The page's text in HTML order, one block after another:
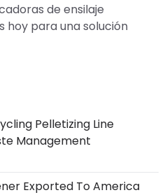
de ensilaje
hoy para una solución
Pelletizing Line
Management
Exported To America